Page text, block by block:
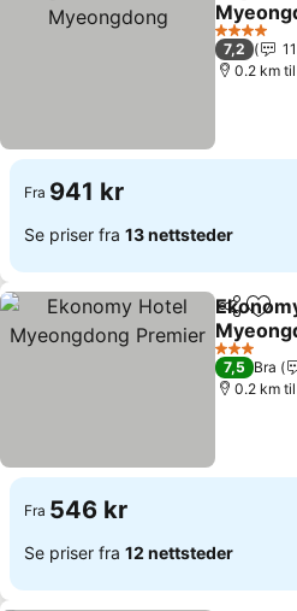
Se priser
4 Stjerner
7,2
0.2 km
Fra 941 kr
Se priser fra 13 nettsteder
Del
Se priser
3 Stjerner
7,5 Bra
0.2 km
Fra 546 kr
Se priser fra 12 nettsteder